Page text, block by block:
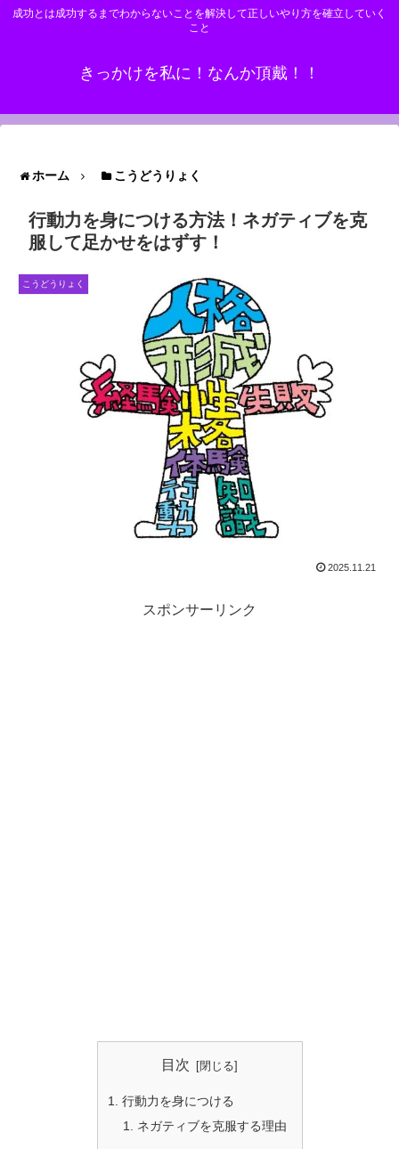
成功とは成功するまでわからないことを解決して正しいやり方を確立していく
こと
きっかけを私に！なんか頂戴！！
ホーム こうどうりょく
行動力を身につける方法！ネガティブを克
服して足かせをはずす！
こうどうりょく
2025.11.21
スポンサーリンク
目次
行動力を身につける
ネガティブを克服する理由